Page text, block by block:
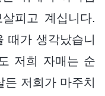
피고 계십니다.
때가 생각났습니
저희 자매는 순
든 저희가 마주치